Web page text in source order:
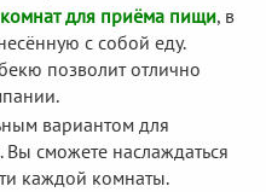
комнат для приёма пищи, в
с собой еду.
позволит отлично
вариантом для
сможете наслаждаться
каждой комнаты.